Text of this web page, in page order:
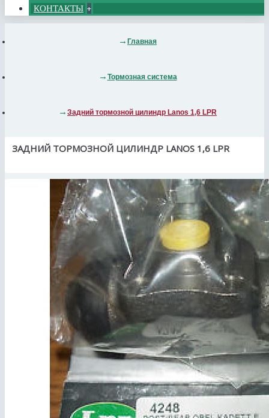
КОНТАКТЫ +
Главная
Тормозная система
Задний тормозной цилиндр Lanos 1,6 LPR
ЗАДНИЙ ТОРМОЗНОЙ ЦИЛИНДР LANOS 1,6 LPR